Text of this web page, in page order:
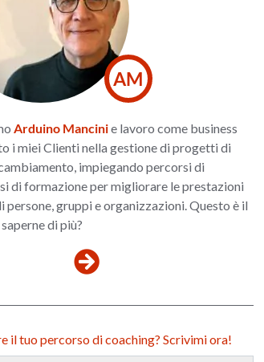
AM
Arduino Mancinie lavoro come business
i miei Clienti nella gestione di progetti di
impiegando percorsi di
di formazione per migliorare le prestazioni
persone, gruppi e organizzazioni. Questo è il
di più?
il tuo percorso di coaching? Scrivimi ora!